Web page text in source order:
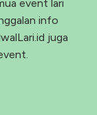
event lari
info
juga